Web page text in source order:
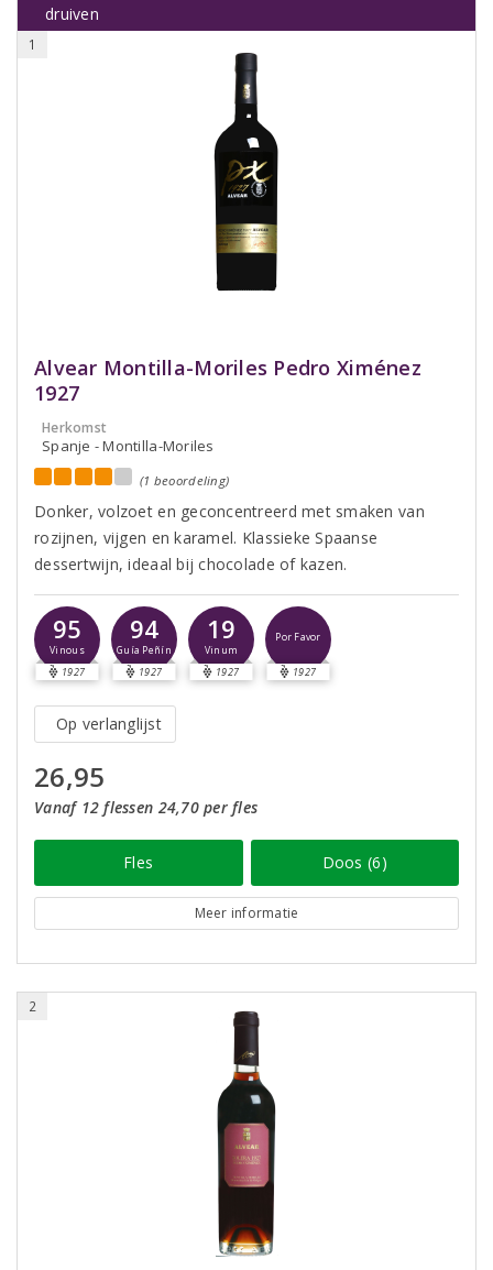
druiven
1
Alvear Montilla-Moriles Pedro Ximénez
1927
Herkomst
Spanje - Montilla-Moriles
(1 beoordeling)
Donker, volzoet en geconcentreerd met smaken van
rozijnen, vijgen en karamel. Klassieke Spaanse
dessertwijn, ideaal bij chocolade of kazen.
95
Vinous
1927
94
Guía Peñín
1927
19
Vinum
1927
Por Favor
1927
Op verlanglijst
26,95
Vanaf 12 flessen 24,70 per fles
Fles Doos (6)
Meer informatie
2